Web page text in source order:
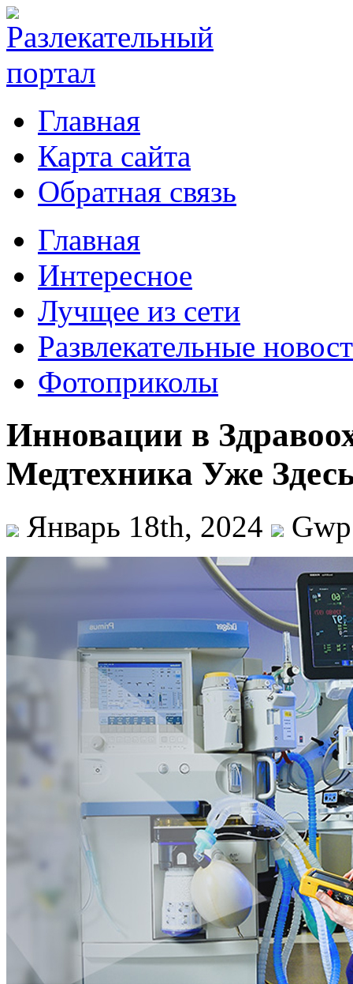
Главная
Карта сайта
Обратная связь
Главная
Интересное
Лучщее из сети
Развлекательные
Фотоприколы
Инновации в
Медтехника Уже
Январь 18th, 2024 Gwp